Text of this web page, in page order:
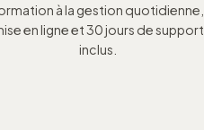
à la gestion quotidienne,
en ligne et 30 jours de support
inclus.